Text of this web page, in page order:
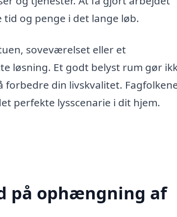
og penge i det lange løb.
soveværelset eller et
løsning. Et godt belyst rum gør
din livskvalitet.
perfekte lysscenarie i dit hjem.
på ophængning af